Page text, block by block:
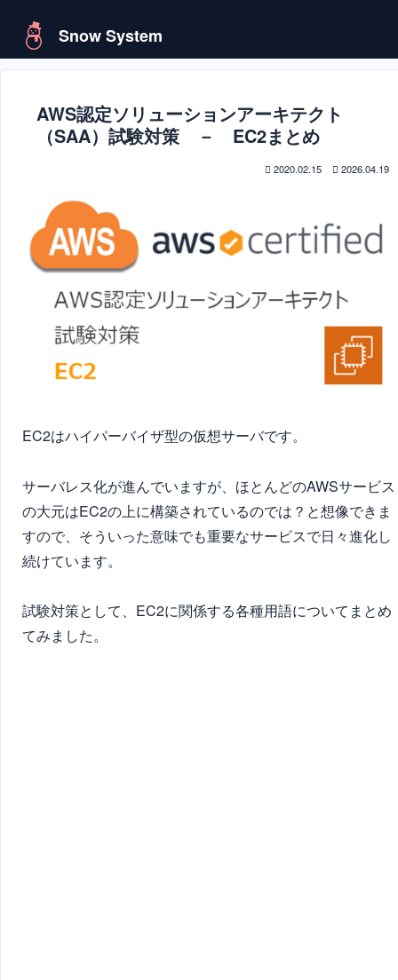
Snow System
AWS認定ソリューションアーキテクト
（SAA）試験対策 － EC2まとめ
2020.02.15 2026.04.19
EC2はハイパーバイザ型の仮想サーバです。
サーバレス化が進んでいますが、ほとんどのAWSサービス
の大元はEC2の上に構築されているのでは？と想像できま
すので、そういった意味でも重要なサービスで日々進化し
続けています。
試験対策として、EC2に関係する各種用語についてまとめ
てみました。